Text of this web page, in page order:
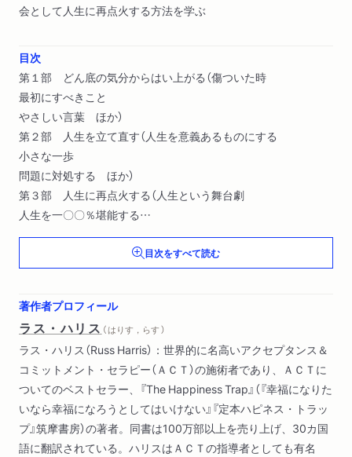
会として人生に再点火する方法を学ぶ
目次
第１部 どん底の気分からはい上がる（傷ついた時
最初にすべきこと
やさしい言葉 ほか）
第２部 人生を立て直す（人生を意義あるものにする
小さな一歩
問題に対処する ほか）
第３部 人生に再点火する（人生という舞台劇
人生を一〇〇％堪能する
喜びと悲しみ）
目次をすべて読む
著作者プロフィール
ラス・ハリス （ はりす，らす ）
ラス・ハリス（Russ Harris）：世界的に名高いアクセプタンス＆
コミットメント・セラピー（ＡＣＴ）の施術者であり、ＡＣＴに
ついてのベストセラー、『The Happiness Trap』（『幸福になりた
いなら幸福になろうとしてはいけない』『定本ハピネス・トラッ
プ』筑摩書房）の著者。同書は100万部以上を売り上げ、30カ国
語に翻訳されている。ハリスはＡＣＴの指導者としても有名